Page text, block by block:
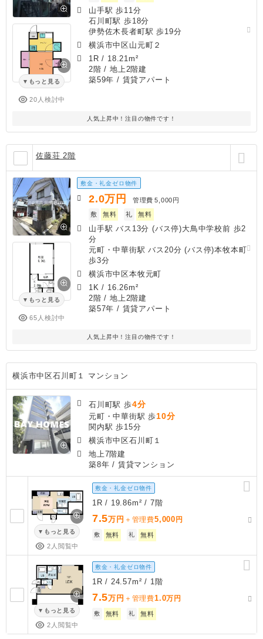
もっと見る
20人検討中
山手駅 歩11分
石川町駅 歩18分
伊勢佐木長者町駅 歩19分
横浜市中区山元町２
1R / 18.21m²
2階 / 地上2階建
築59年 / 賃貸アパート
人気上昇中！注目の物件です！
佐藤荘 2階
もっと見る
65人検討中
敷金・礼金ゼロ物件
2.0万円 管理費 5,000円
敷
無料 礼 無料
山手駅 バス13分 (バス停)大鳥中学校前 歩2
分
元町・中華街駅 バス20分 (バス停)本牧本町
歩3分
横浜市中区本牧元町
1K / 16.26m²
2階 / 地上2階建
築57年 / 賃貸アパート
人気上昇中！注目の物件です！
横浜市中区石川町１ マンション
石川町駅 歩4分
元町・中華街駅 歩10分
関内駅 歩15分
横浜市中区石川町１
地上7階建
築8年 / 賃貸マンション
もっと見る
2人閲覧中
敷金・礼金ゼロ物件
1R / 19.86m² / 7階
7.5万円 ＋管理費5,000 円
敷 無料 礼 無料
もっと見る
2人閲覧中
敷金・礼金ゼロ物件
1R / 24.57m² / 1階
7.5万円 ＋管理費1.0万円
敷 無料 礼 無料